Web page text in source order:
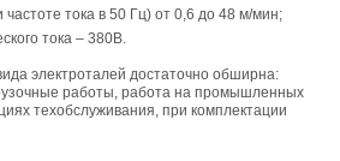
тока в 50 Гц) от 0,6 до 48 м/мин;
тока – 380В.
электроталей достаточно обширна:
работы, работа на промышленных
техобслуживания, при комплектации